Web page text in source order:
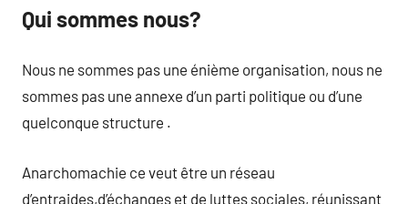
_
Qui sommes nous?
Nous ne sommes pas une énième organisation, nous ne
sommes pas une annexe d’un parti politique ou d’une
quelconque structure .
Anarchomachie ce veut être un réseau
d’entraides,d’échanges et de luttes sociales, réunissant